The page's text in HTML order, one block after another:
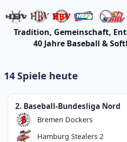
Tradition, Gemeinschaft,
40 Jahre Baseball &
14 Spiele heute
2. Baseball-Bundesliga Nord
Bremen Dockers
Hamburg Stealers 2